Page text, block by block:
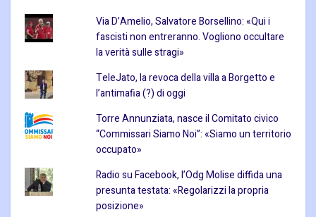
Via D’Amelio, Salvatore Borsellino: «Qui i
fascisti non entreranno. Vogliono occultare
la verità sulle stragi»
TeleJato, la revoca della villa a Borgetto e
l’antimafia (?) di oggi
Torre Annunziata, nasce il Comitato civico
“Commissari Siamo Noi”: «Siamo un territorio
occupato»
Radio su Facebook, l’Odg Molise diffida una
presunta testata: «Regolarizzi la propria
posizione»